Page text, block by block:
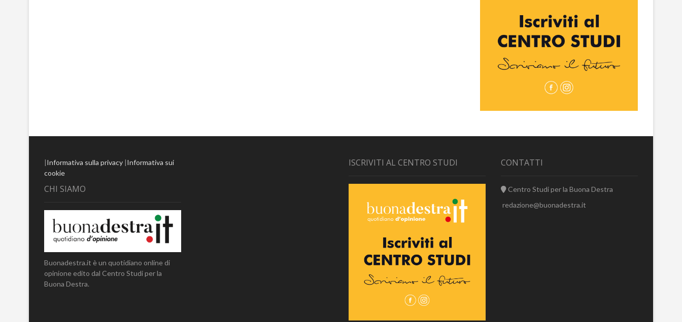
|Informativa sulla privacy |Informativa sui
cookie
CHI SIAMO
Buonadestra.it è un quotidiano online di
opinione edito dal Centro Studi per la
Buona Destra.
ISCRIVITI AL CENTRO STUDI CONTATTI
Centro Studi per la Buona Destra
redazione@buonadestra.it